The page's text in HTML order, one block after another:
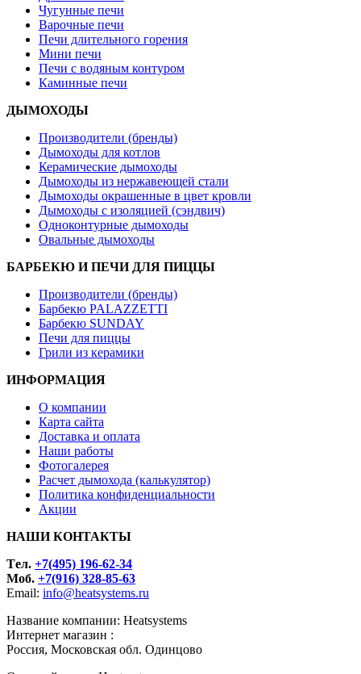
Чугунные печи
Варочные печи
Печи длительного горения
Мини печи
Печи с водяным контуром
Каминные печи
ДЫМОХОДЫ
Производители (бренды)
Дымоходы для котлов
Керамические дымоходы
Дымоходы из нержавеющей стали
Дымоходы окрашенные в цвет кровли
Дымоходы с изоляцией (сэндвич)
Одноконтурные дымоходы
Овальные дымоходы
БАРБЕКЮ И ПЕЧИ ДЛЯ ПИЦЦЫ
Производители (бренды)
Барбекю PALAZZETTI
Барбекю SUNDAY
Печи для пиццы
Грили из керамики
ИНФОРМАЦИЯ
О компании
Карта сайта
Доставка и оплата
Наши работы
Фотогалерея
Расчет дымохода (калькулятор)
Политика конфиденциальности
Акции
НАШИ КОНТАКТЫ
Tел. +7(495) 196-62-34
Моб. +7(916) 328-85-63
Email: info@heatsystems.ru
Название компании: Heatsystems
Интернет магазин :
Россия, Московская обл. Одинцово